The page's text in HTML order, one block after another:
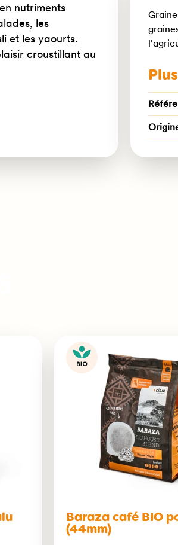
nutriments
les
et les yaourts.
croustillant au
Baraza café BIO
(44mm)